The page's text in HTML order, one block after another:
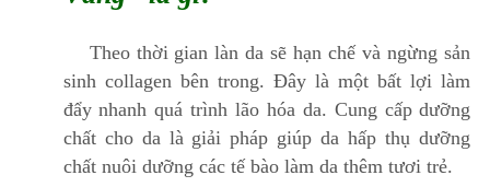
Theo thời gian làn da sẽ hạn chế và ngừng sản
sinh collagen bên trong. Đây là một bất lợi làm
đẩy nhanh quá trình lão hóa da. Cung cấp dưỡng
chất cho da là giải pháp giúp da hấp thụ dưỡng
chất nuôi dưỡng các tế bào làm da thêm tươi trẻ.